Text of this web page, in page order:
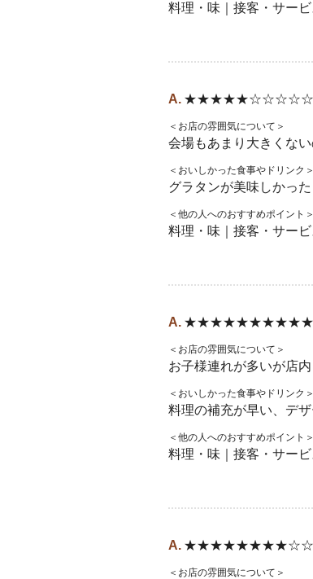
料理・味｜接客・サー
★★★★★☆☆☆☆☆
＜お店の雰囲気について＞
会場もあまり大きくな
＜おいしかった食事やドリンク＞
グラタンが美味しかった
＜他の人へのおすすめポイント＞
料理・味｜接客・サー
★★★★★★★★★★
＜お店の雰囲気について＞
お子様連れが多いが店
＜おいしかった食事やドリンク＞
料理の補充が早い、デ
＜他の人へのおすすめポイント＞
料理・味｜接客・サー
★★★★★★★★☆☆
＜お店の雰囲気について＞